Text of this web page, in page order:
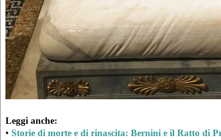
Leggi anche:
• Storie di morte e di rinascita: Bernini e il Ratto di